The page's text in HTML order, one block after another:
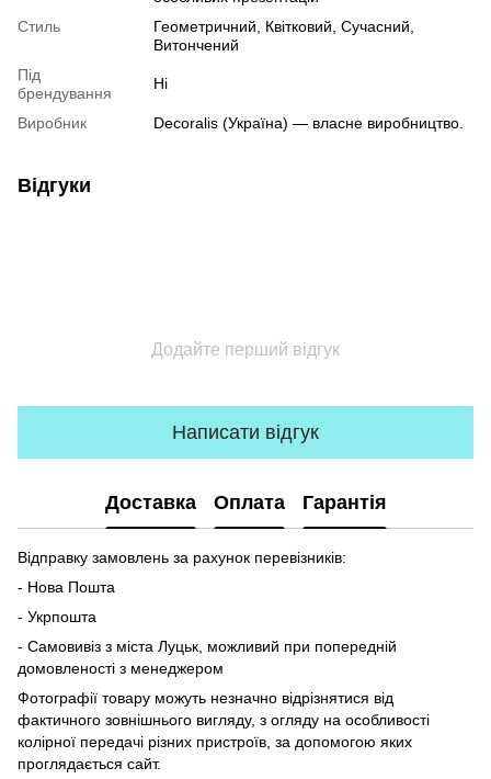
Стиль
Геометричний, Квітковий, Сучасний,
Витончений
Під
брендування
Ні
Виробник Decoralis (Україна) — власне виробництво.
Відгуки
Додайте перший відгук
Написати відгук
Доставка Оплата Гарантія
Відправку замовлень за рахунок перевізників:
- Нова Пошта
- Укрпошта
- Самовивіз з міста Луцьк, можливий при попередній
домовленості з менеджером
Фотографії товару можуть незначно відрізнятися від
фактичного зовнішнього вигляду, з огляду на особливості
колірної передачі різних пристроїв, за допомогою яких
проглядається сайт.